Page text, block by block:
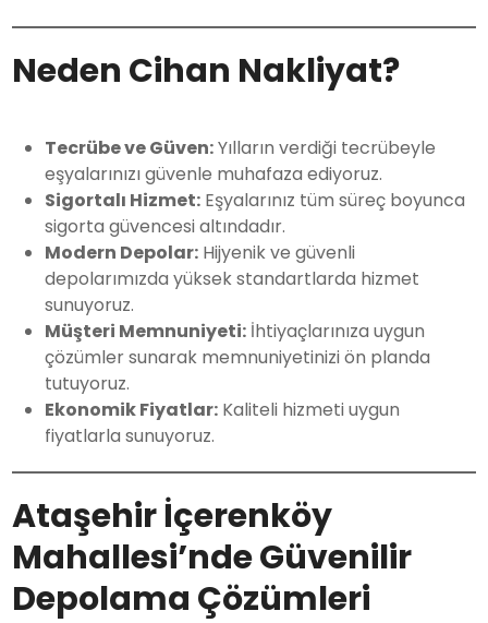
Neden Cihan Nakliyat?
Tecrübe ve Güven:Yılların verdiği tecrübeyle
eşyalarınızı güvenle muhafaza ediyoruz.
Sigortalı Hizmet: Eşyalarınız tüm süreç boyunca
sigorta güvencesi altındadır.
Modern Depolar: Hijyenik ve güvenli
depolarımızda yüksek standartlarda hizmet
sunuyoruz.
Müşteri Memnuniyeti: İhtiyaçlarınıza uygun
çözümler sunarak memnuniyetinizi ön planda
tutuyoruz.
Ekonomik Fiyatlar: Kaliteli hizmeti uygun
fiyatlarla sunuyoruz.
Ataşehir İçerenköy
Mahallesi’nde Güvenilir
Depolama Çözümleri